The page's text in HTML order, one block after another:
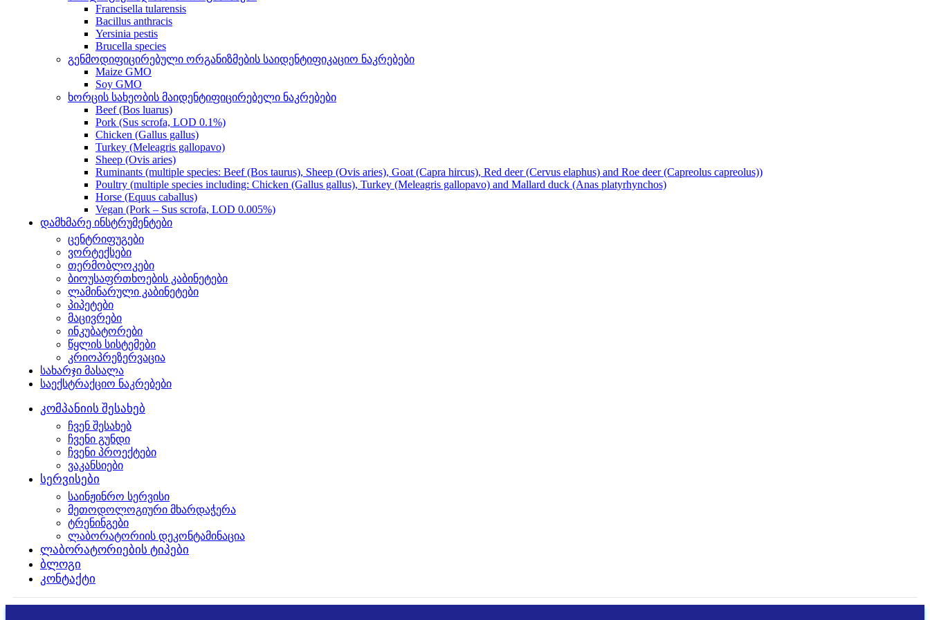
Francisella tularensis
Bacillus anthracis
Yersinia pestis
Brucella species
გენმოდიფიცირებული ორგანიზმების საიდენტიფიკაციო ნაკრებები
Maize GMO
Soy GMO
ხორცის სახეობის მაიდენტიფიცირებელი ნაკრებები
Beef (Bos luarus)
Pork (Sus scrofa, LOD 0.1%)
Chicken (Gallus gallus)
Turkey (Meleagris gallopavo)
Sheep (Ovis aries)
Ruminants (multiple species: Beef (Bos taurus), Sheep (Ovis aries), Goat (Capra hircus), Red deer (Cervus elaphus) and Roe deer (Capreolus capreolus))
Poultry (multiple species including: Chicken (Gallus gallus), Turkey (Meleagris gallopavo) and Mallard duck (Anas platyrhynchos)
Horse (Equus caballus)
Vegan (Pork – Sus scrofa, LOD 0.005%)
დამხმარე ინსტრუმენტები
ცენტრიფუგები
ვორტექსები
თერმობლოკები
ბიოუსაფრთხოების კაბინეტები
ლამინარული კაბინეტები
პიპეტები
მაცივრები
ინკუბატორები
წყლის სისტემები
კრიოპრეზერვაცია
სახარჯი მასალა
საექსტრაქციო ნაკრებები
კომპანიის შესახებ
ჩვენ შესახებ
ჩვენი გუნდი
ჩვენი პროექტები
ვაკანსიები
სერვისები
საინჟინრო სერვისი
მეთოდოლოგიური მხარდაჭერა
ტრენინგები
ლაბორატორიის დეკონტამინაცია
ლაბორატორიების ტიპები
ბლოგი
კონტაქტი